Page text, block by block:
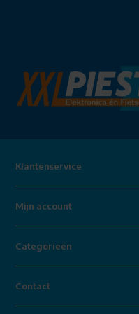
Klantenservice
Mijn account
Categorieën
Contact